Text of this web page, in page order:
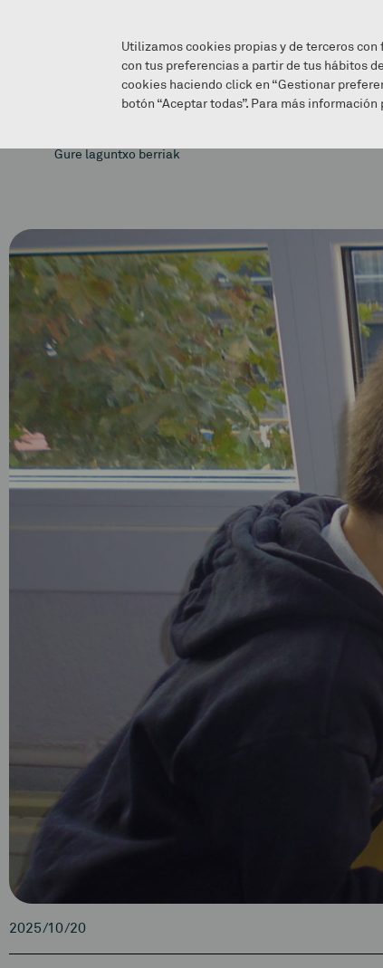
Gure laguntxo berriak
2025/10/20
Utilizamos cookies propias y de terceros
con tus preferencias a partir de tus hábitos
cookies haciendo click en “Gestionar
botón “Aceptar todas”. Para más